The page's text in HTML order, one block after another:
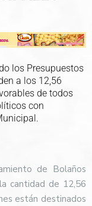
los Presupuestos
a los 12,56
de todos
con
de Bolaños
cantidad de 12,56
están destinados